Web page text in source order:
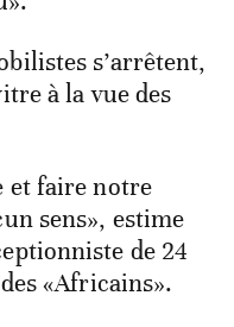
s’arrêtent,
à la vue des
et faire notre
sens», estime
de 24
«Africains».